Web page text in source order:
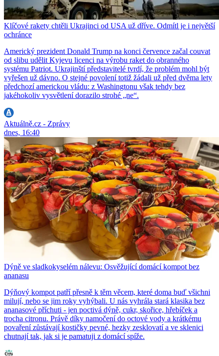
Klíčové rakety chtěli Ukrajinci od USA už dříve. Odmítl je i největší
ochránce
Americký prezident Donald Trump na konci července začal couvat
od slibu udělit Kyjevu licenci na výrobu raket do obranného
systému Patriot. Ukrajinští představitelé tvrdí, že problém mohl být
vyřešen už dávno. O stejné povolení totiž žádali už před dvěma lety
předchozí americkou vládu: z Washingtonu však tehdy bez
jakéhokoliv vysvětlení dorazilo strohé „ne“.
Aktuálně.cz - Zprávy
dnes, 16:40
Dýně ve sladkokyselém nálevu: Osvěžující domácí kompot bez
ananasu
Dýňový kompot patří přesně k těm věcem, které doma buď všichni
milují, nebo se jim roky vyhýbali. U nás vyhrála stará klasika bez
ananasové příchuti - jen poctivá dýně, cukr, skořice, hřebíček a
trocha citronu. Právě díky namočení do octové vody a krátkému
povaření zůstávají kostičky pevné, hezky zesklovatí a ve sklenici
chutnají tak, jak si je pamatuji z domácí spíže.